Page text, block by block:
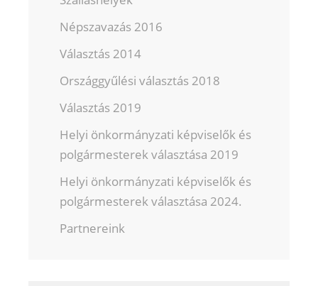
Népszavazás 2016
Választás 2014
Országgyűlési választás 2018
Választás 2019
Helyi önkormányzati képviselők és
polgármesterek választása 2019
Helyi önkormányzati képviselők és
polgármesterek választása 2024.
Partnereink